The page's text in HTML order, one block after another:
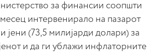
за финансии соопшти
интервенирало на пазарот
јени (73,5 милијарди долари) за
и да ги ублажи инфлаторните